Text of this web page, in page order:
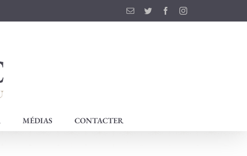
EmailTwitter FacebookInstagram
MÉDIAS CONTACTER